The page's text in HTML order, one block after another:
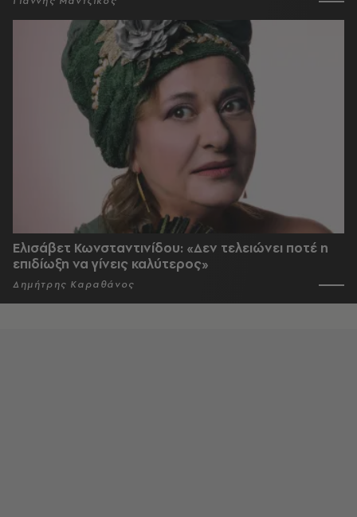
Ελισάβετ Κωνσταντινίδου: «Δεν τελειώνει ποτέ η
επιδίωξη να γίνεις καλύτερος»
Δημήτρης Καραθάνος